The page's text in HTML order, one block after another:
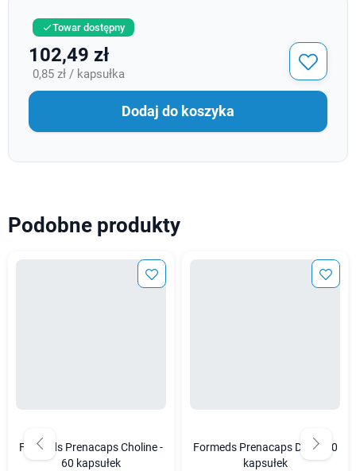
Towar dostępny
102,49 zł
0,85 zł / kapsułka
Dodaj do koszyka
Podobne produkty
Formeds Prenacaps Choline -
60 kapsułek
Formeds Prenacaps DHA - 60
kapsułek